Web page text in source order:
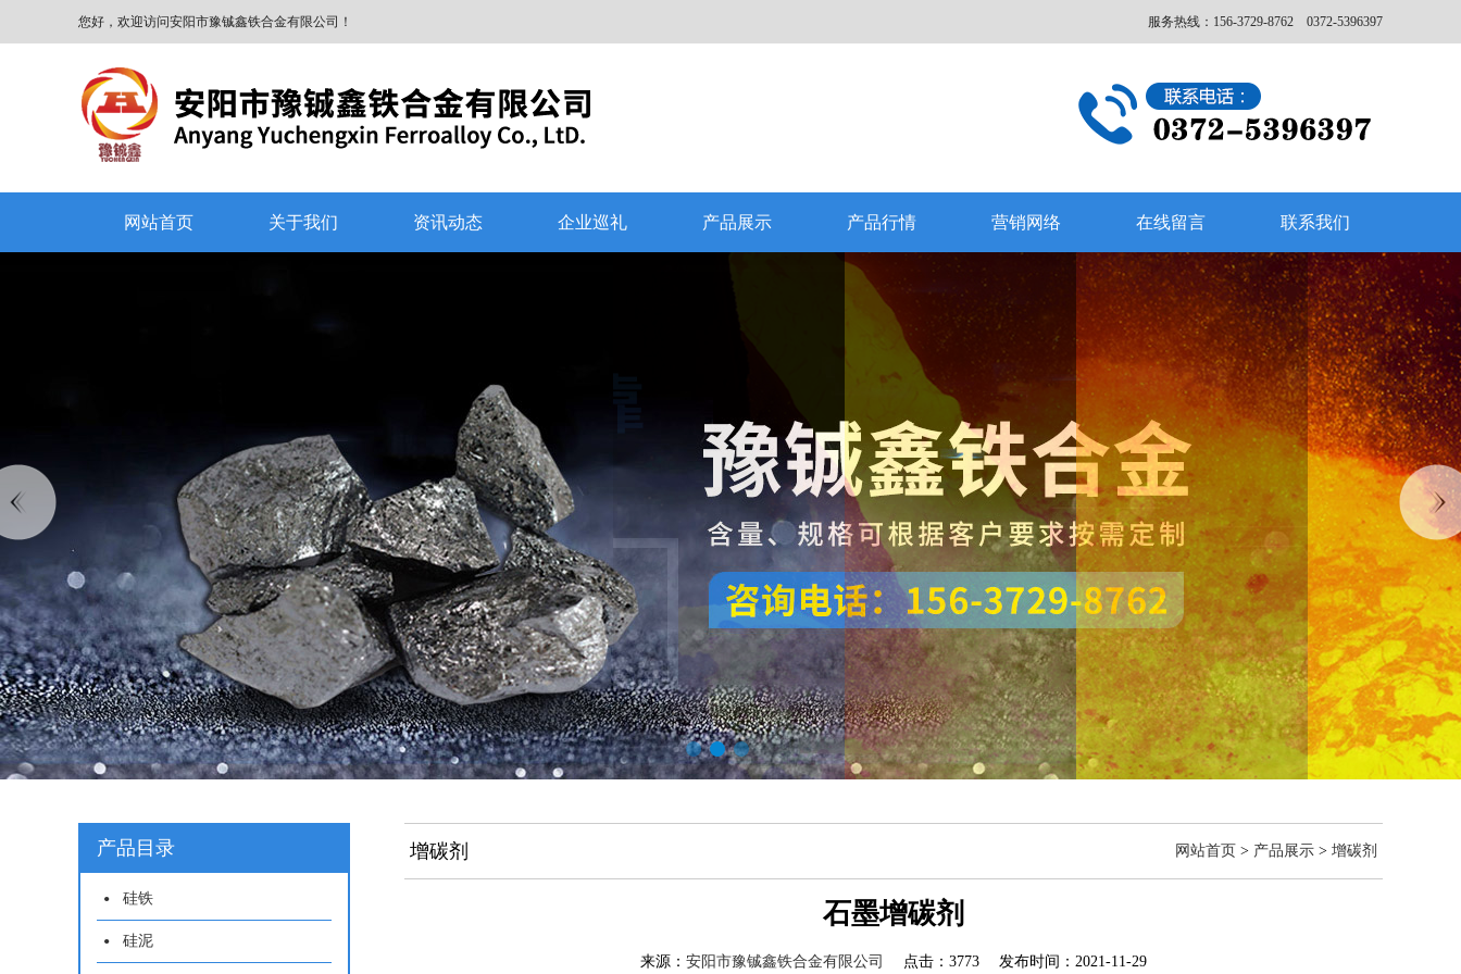
您好，欢迎访问安阳市豫铖鑫铁合金有限公司！ 服务热线：156-3729-8762 0372-5396397
网站首页 关于我们 资讯动态 企业巡礼 产品展示 产品行情 营销网络 在线留言 联系我们
产品目录
硅铁
硅泥
增碳剂 网站首页 > 产品展示 > 增碳剂
石墨增碳剂
来源： 安阳市豫铖鑫铁合金有限公司 点击：3773 发布时间：2021-11-29